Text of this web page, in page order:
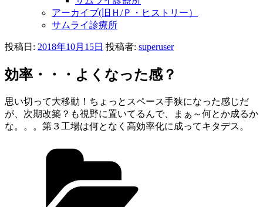
アーカイブ(旧Ｈ/Ｐ・ヒストリー）
サムライ診療所
投稿日: 2018年10月15日 投稿者: superuser
効率・・・よくなった感？
思い切って大移動！ちょっとスペース手狭になった感じだ
が、次期改築？も視野に置いてるんで、まぁ～何とか成るか
な。。。第３工場は何となく高効率化に成ってキタデス。